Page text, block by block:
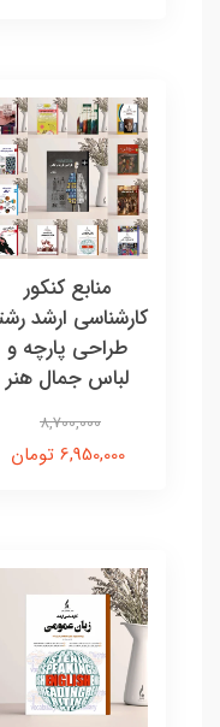
منابع کنکور
کارشناسی ارشد
طراحی پارچه و
لباس جمال هنر
8,700,000
6,950,000 تومان